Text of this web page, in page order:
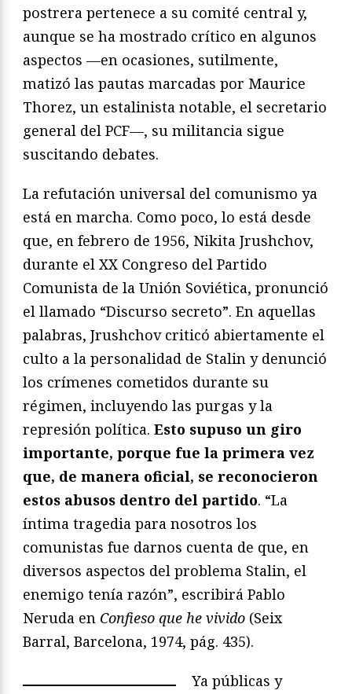
postrera pertenece a su comité central y,
aunque se ha mostrado crítico en algunos
aspectos —en ocasiones, sutilmente,
matizó las pautas marcadas por Maurice
Thorez, un estalinista notable, el secretario
general del PCF—, su militancia sigue
suscitando debates.
La refutación universal del comunismo ya
está en marcha. Como poco, lo está desde
que, en febrero de 1956, Nikita Jrushchov,
durante el XX Congreso del Partido
Comunista de la Unión Soviética, pronunció
el llamado “Discurso secreto”. En aquellas
palabras, Jrushchov criticó abiertamente el
culto a la personalidad de Stalin y denunció
los crímenes cometidos durante su
régimen, incluyendo las purgas y la
represión política. Esto supuso un giro
importante, porque fue la primera vez
que, de manera oficial, se reconocieron
estos abusos dentro del partido. “La
íntima tragedia para nosotros los
comunistas fue darnos cuenta de que, en
diversos aspectos del problema Stalin, el
enemigo tenía razón”, escribirá Pablo
Neruda en Confieso que he vivido (Seix
Barral, Barcelona, 1974, pág. 435).
Ya públicas y